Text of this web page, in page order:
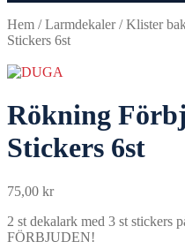
Hem /Larmdekaler/Klister
Stickers 6st
Rökning
Stickers 6st
75,00 kr
2 st dekalark med 3 st
FÖRBJUDEN!